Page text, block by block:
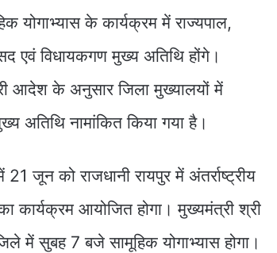
योगाभ्यास के कार्यक्रम में राज्यपाल,
एवं विधायकगण मुख्य अतिथि होंगे।
आदेश के अनुसार जिला मुख्यालयों में
अतिथि नामांकित किया गया है।
जून को राजधानी रायपुर में अंतर्राष्ट्रीय
कार्यक्रम आयोजित होगा। मुख्यमंत्री श्री
में सुबह 7 बजे सामूहिक योगाभ्यास होगा।